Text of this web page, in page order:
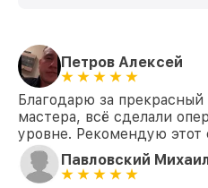
Петров Алексей
Благодарю за
мастера, всё сделали
уровне. Рекомендую
Павловский